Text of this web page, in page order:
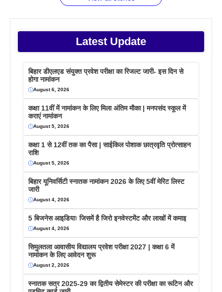
Latest Update
बिहार डीएलएड संयुक्त प्रवेश परीक्षा का रिजल्ट जारी- इस दिन से
होगा नामांकन
August 6, 2026
कक्षा 11वीं में नामांकन के लिए मिला अंतिम मौका | मनपसंद स्कूल में
कराएं नामांकन
August 5, 2026
कक्षा 1 से 12वीं तक का पैसा | साईकिल पोशाक छात्रवृति प्रोत्साहन
राशि
August 5, 2026
बिहार यूनिवर्सिटी स्नातक नामांकन 2026 के लिए 5वीं मेरिट लिस्ट
जारी
August 4, 2026
5 बिजनेस आइडियाः जिसमें है जिरो इनवेस्टमेंट और लाखों में कमाइ
August 4, 2026
सिमुलतला आवासीय विद्यालय प्रवेश परीक्षा 2027 | कक्षा 6 में
नामांकन के लिए आवेदन शुरू
August 2, 2026
स्नातक सत्र 2025-29 का द्वितीय सेमेस्टर की परीक्षा का रूटिन और